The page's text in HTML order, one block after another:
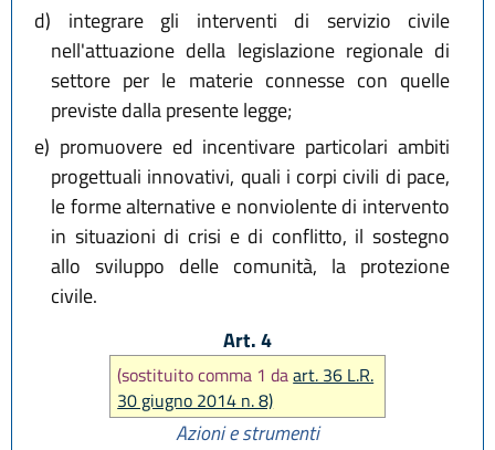
d) integrare gli interventi di servizio civile
nell'attuazione della legislazione regionale di
settore per le materie connesse con quelle
previste dalla presente legge;
e) promuovere ed incentivare particolari ambiti
progettuali innovativi, quali i corpi civili di pace,
le forme alternative e nonviolente di intervento
in situazioni di crisi e di conflitto, il sostegno
allo sviluppo delle comunità, la protezione
civile.
Art. 4
(sostituito comma 1 daart. 36 L.R.
30 giugno 2014 n. 8)
Azioni e strumenti